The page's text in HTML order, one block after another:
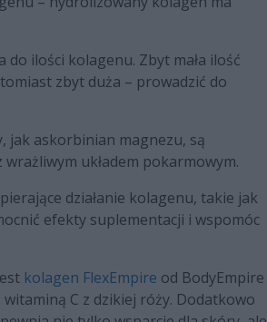
ilości kolagenu. Zbyt mała ilość
zbyt duża – prowadzić do
jak askorbinian magnezu, są
układem pokarmowym.
działanie kolagenu, takie jak
efekty suplementacji i wspomóc
kolagen FlexEmpire od BodyEmpire
C z dzikiej róży. Dodatkowo